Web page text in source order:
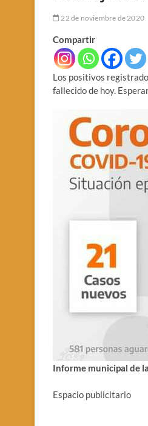
22 de noviembre de 2020
Compartir
Los positivos
fallecido de hoy.
Informe municipal de
Espacio publicitario